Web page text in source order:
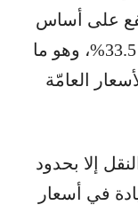
على أساس
سنوي –لغاية شهر نيسان- إلا بنحو 33.5%، وهو ما
العامّة
إلا بحدود
في أسعار